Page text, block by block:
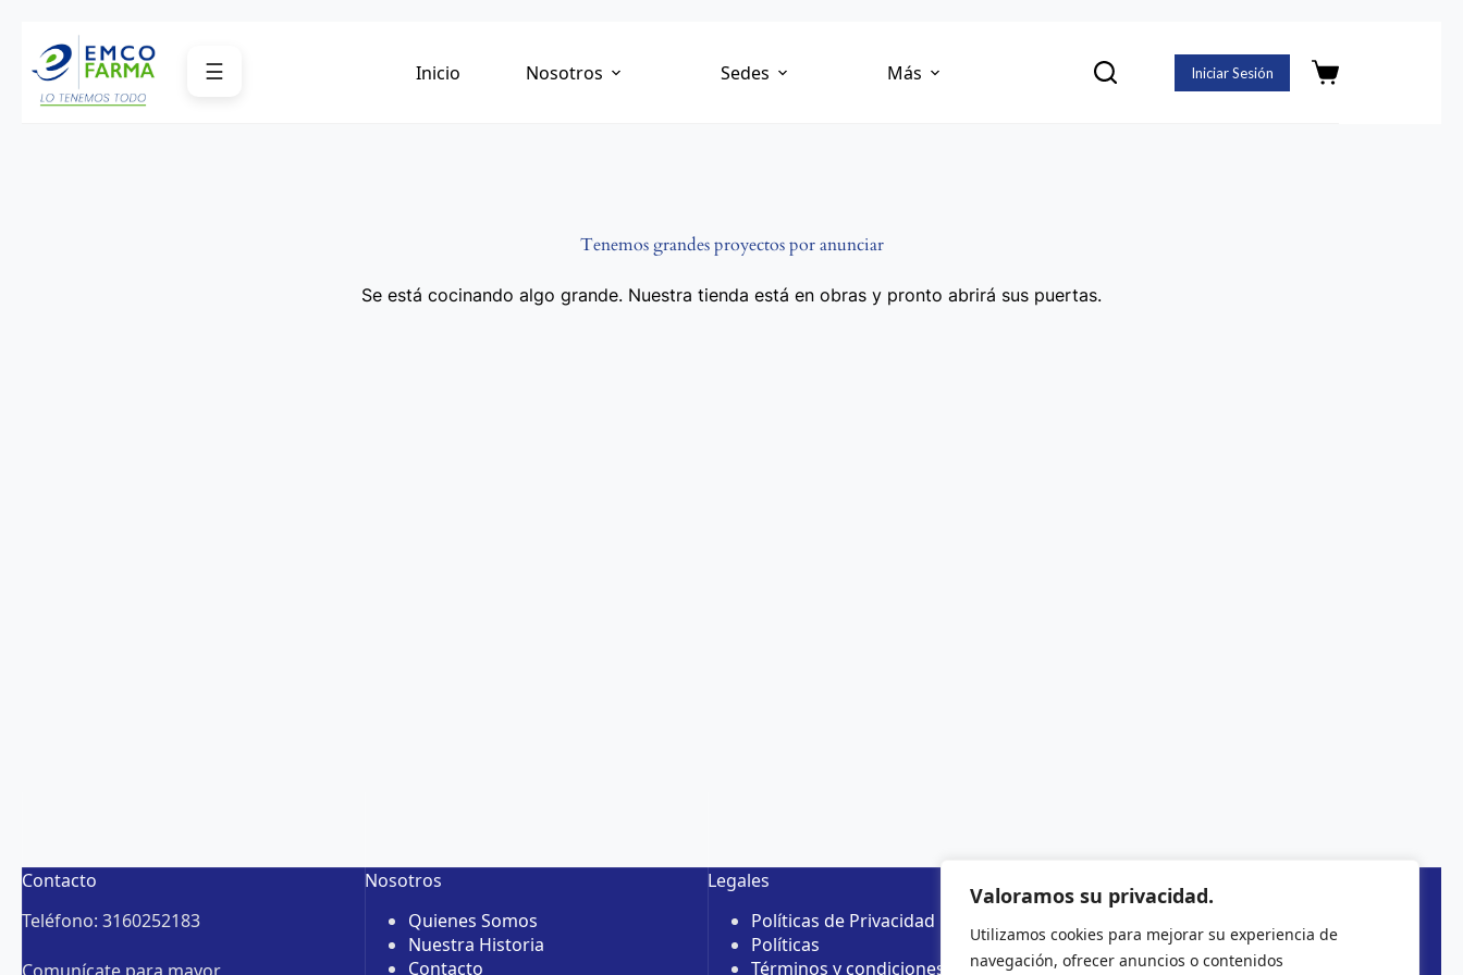
Valoramos su privacidad.
Utilizamos cookies para mejorar su experiencia de
navegación, ofrecer anuncios o contenidos
contenido
☰ Inicio Nosotros Sedes Más Iniciar Sesión
Carro
Tenemos grandes proyectos por anunciar
Se está cocinando algo grande. Nuestra tienda está en obras y pronto abrirá sus puertas.
Contacto
Teléfono: 3160252183
Nosotros
Quienes Somos
Nuestra Historia
Contacto
Legales
Políticas de Privacidad
Políticas
Términos y condiciones